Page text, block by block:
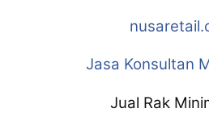
Jasa Konsultan
Jual Rak